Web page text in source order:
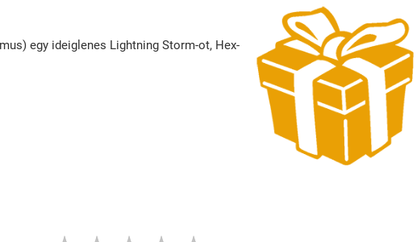
egy ideiglenes Lightning Storm-ot, Hex-